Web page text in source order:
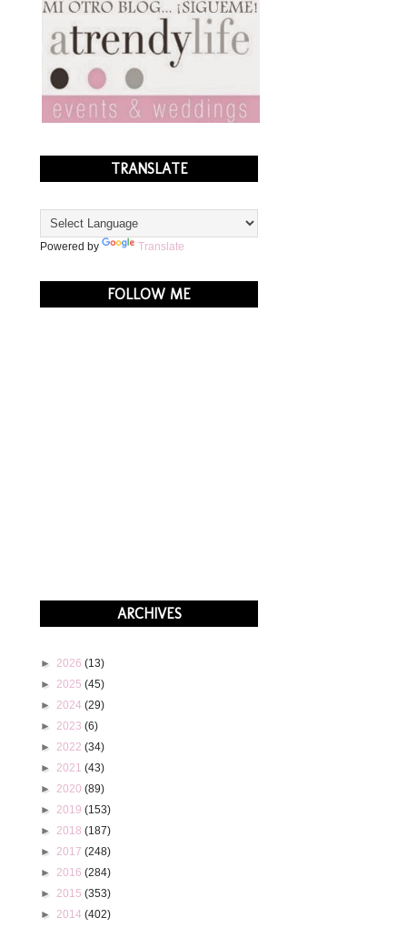
TRANSLATE
Powered by Translate
FOLLOW ME
ARCHIVES
►2026(13)
►2025(45)
►2024(29)
►2023(6)
►2022(34)
►2021(43)
►2020(89)
►2019(153)
►2018(187)
►2017(248)
►2016(284)
►2015(353)
►2014(402)